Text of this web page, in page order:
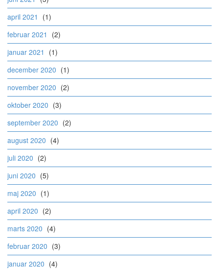
april 2021
(1)
februar 2021
(2)
januar 2021
(1)
december 2020 (1)
november 2020 (2)
oktober 2020 (3)
september 2020 (2)
august 2020 (4)
juli 2020 (2)
juni 2020 (5)
maj 2020 (1)
april 2020 (2)
marts 2020 (4)
februar 2020 (3)
januar 2020 (4)